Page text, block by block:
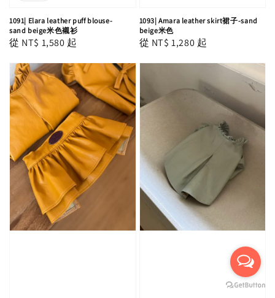
1091| Elara leather puff blouse-
sand beige米色襯衫
Regular
從 NT$ 1,580 起
1093| Amara leather skirt裙子-sand
beige米色
Regular
從 NT$ 1,280 起